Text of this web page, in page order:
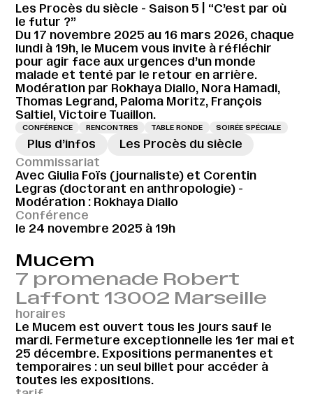
Les Procès du siècle - Saison 5 | “C’est par où
le futur ?”
Du 17 novembre 2025 au 16 mars 2026, chaque
lundi à 19h, le Mucem vous invite à réfléchir
pour agir face aux urgences d’un monde
malade et tenté par le retour en arrière.
Modération par Rokhaya Diallo, Nora Hamadi,
Thomas Legrand, Paloma Moritz, François
Saltiel, Victoire Tuaillon.
CONFÉRENCE RENCONTRES TABLE RONDE SOIRÉE SPÉCIALE
Plus d’infos
→
Les Procès du siècle
Commissariat
Avec Giulia Foïs (journaliste) et Corentin
Legras (doctorant en anthropologie) -
Modération : Rokhaya Diallo
Conférence
le 24 novembre 2025 à 19h
Mucem
7 promenade Robert
Laffont 13002 Marseille
horaires
Le Mucem est ouvert tous les jours sauf le
mardi. Fermeture exceptionnelle les 1er mai et
25 décembre. Expositions permanentes et
temporaires : un seul billet pour accéder à
toutes les expositions.